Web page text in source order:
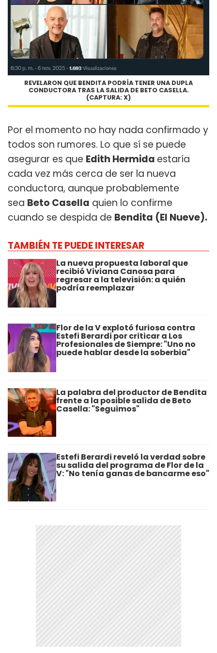
REVELARON QUE BENDITA PODRÍA TENER UNA DUPLA
CONDUCTORA TRAS LA SALIDA DE BETO CASELLA.
(CAPTURA: X)
Por el momento no hay nada confirmado y
todos son rumores. Lo que sí se puede
asegurar es que Edith Hermida estaría
cada vez más cerca de ser la nueva
conductora, aunque probablemente
sea Beto Casella quien lo confirme
cuando se despida de Bendita (El Nueve).
TAMBIÉN TE PUEDE INTERESAR
La nueva propuesta laboral que
recibió Viviana Canosa para
regresar a la televisión: a quién
podría reemplazar
Flor de la V explotó furiosa contra
Estefi Berardi por criticar a Los
Profesionales de Siempre: "Uno no
puede hablar desde la soberbia"
La palabra del productor de Bendita
frente a la posible salida de Beto
Casella: "Seguimos"
Estefi Berardi reveló la verdad sobre
su salida del programa de Flor de la
V: "No tenía ganas de bancarme eso"